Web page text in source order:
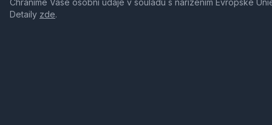
Chráníme Vaše osobní údaje v souladu s nařízením Evropské
Detaily zde.